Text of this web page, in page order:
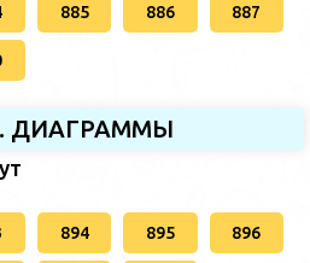
885 886 887
ДИАГРАММЫ
894 895 896